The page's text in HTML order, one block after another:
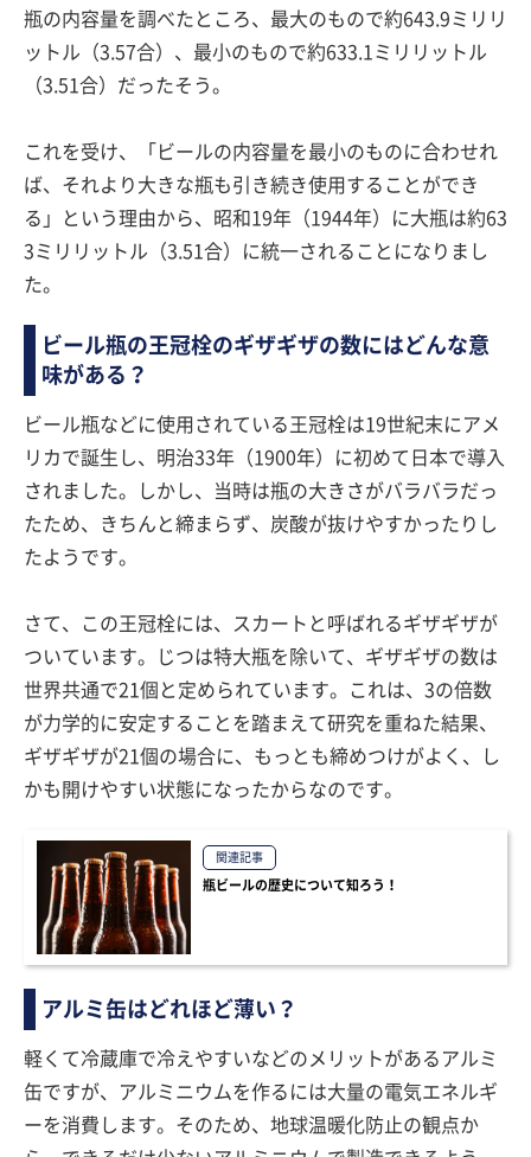
瓶の内容量を調べたところ、最大のもので約643.9ミリリ
ットル（3.57合）、最小のもので約633.1ミリリットル
（3.51合）だったそう。
これを受け、「ビールの内容量を最小のものに合わせれ
ば、それより大きな瓶も引き続き使用することができ
る」という理由から、昭和19年（1944年）に大瓶は約63
3ミリリットル（3.51合）に統一されることになりまし
た。
ビール瓶の王冠栓のギザギザの数にはどんな意
味がある？
ビール瓶などに使用されている王冠栓は19世紀末にアメ
リカで誕生し、明治33年（1900年）に初めて日本で導入
されました。しかし、当時は瓶の大きさがバラバラだっ
たため、きちんと締まらず、炭酸が抜けやすかったりし
たようです。
さて、この王冠栓には、スカートと呼ばれるギザギザが
ついています。じつは特大瓶を除いて、ギザギザの数は
世界共通で21個と定められています。これは、3の倍数
が力学的に安定することを踏まえて研究を重ねた結果、
ギザギザが21個の場合に、もっとも締めつけがよく、し
かも開けやすい状態になったからなのです。
関連記事
瓶ビールの歴史について知ろう！
アルミ缶はどれほど薄い？
軽くて冷蔵庫で冷えやすいなどのメリットがあるアルミ
缶ですが、アルミニウムを作るには大量の電気エネルギ
ーを消費します。そのため、地球温暖化防止の観点か